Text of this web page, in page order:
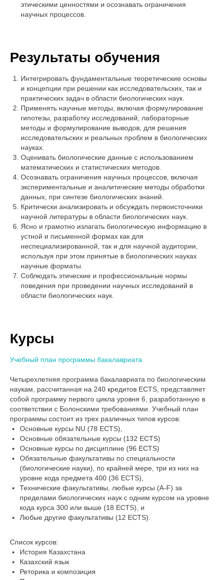
этическими ценностями и осознавать ограничения
научных процессов.
Результаты обучения
Интегрировать фундаментальные теоретические основы
и концепции при решении как исследовательских, так и
практических задач в области биологических наук.
Применять научные методы, включая формулирование
гипотезы, разработку исследований, лабораторные
методы и формулирование выводов, для решения
исследовательских и реальных проблем в биологических
науках.
Оценивать биологические данные с использованием
математических и статистических методов.
Осознавать ограничения научных процессов, включая
экспериментальные и аналитические методы обработки
данных, при синтезе биологических знаний.
Критически анализировать и обсуждать первоисточники
научной литературы в области биологических наук.
Ясно и грамотно излагать биологическую информацию в
устной и письменной формах как для
неспециализированной, так и для научной аудитории,
используя при этом принятые в биологических науках
научные форматы.
Соблюдать этические и профессиональные нормы
поведения при проведении научных исследований в
области биологических наук.
Курсы
Учебный план программы бакалавриата
Четырехлетняя программа бакалавриата по биологическим
наукам, рассчитанная на 240 кредитов ECTS, представляет
собой программу первого цикла уровня 6, разработанную в
соответствии с Болонскими требованиями. Учебный план
программы состоит из трех различных типов курсов:
Основные курсы NU (78 ECTS),
Основные обязательные курсы (132 ECTS)
Основные курсы по дисциплине (96 ECTS)
Обязательные факультативы по специальности
(биологические науки), по крайней мере, три из них на
уровне кода предмета 400 (36 ECTS),
Технические факультативы, любые курсы (A-F) за
пределами биологических наук с одним курсом на уровне
кода курса 300 или выше (18 ECTS), и
Любые другие факультативы (12 ECTS).
Список курсов:
История Казахстана
Казахский язык
Реторика и композиция